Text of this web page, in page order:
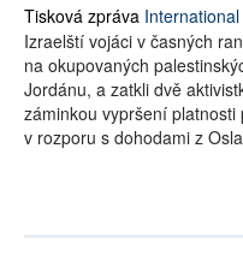
Tisková zpráva
Izraelští vojáci v časných
na okupovaných
Jordánu, a zatkli dvě
záminkou vypršení
v rozporu s dohodami z